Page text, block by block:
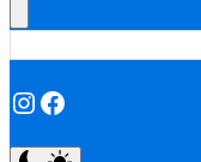
Instagram
Facebook